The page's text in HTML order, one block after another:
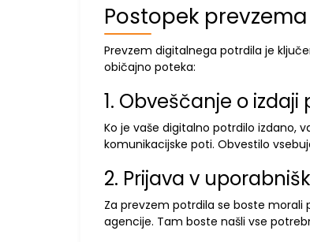
Postopek
Prevzem digitalnega potrdila je
običajno poteka:
1. Obveščanje o izdaji
Ko je vaše digitalno potrdilo izdano,
komunikacijske poti. Obvestilo
2. Prijava v
Za prevzem potrdila se boste morali
agencije. Tam boste našli vse